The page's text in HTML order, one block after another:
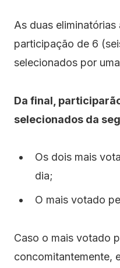
As duas
participação de 6
selecionados por
Da final,
selecionados da
Os dois mais
dia;
O mais votado
Caso o mais votado
concomitantemente,